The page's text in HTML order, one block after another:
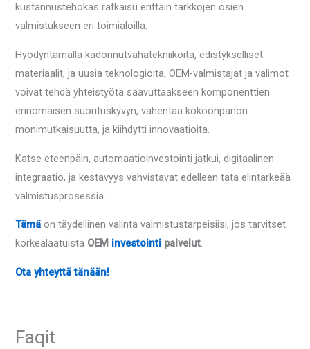
kustannustehokas ratkaisu erittäin tarkkojen osien
valmistukseen eri toimialoilla.
Hyödyntämällä kadonnutvahatekniikoita, edistykselliset
materiaalit, ja uusia teknologioita, OEM-valmistajat ja valimot
voivat tehdä yhteistyötä saavuttaakseen komponenttien
erinomaisen suorituskyvyn, vähentää kokoonpanon
monimutkaisuutta, ja kiihdytti innovaatioita.
Katse eteenpäin, automaatioinvestointi jatkui, digitaalinen
integraatio, ja kestävyys vahvistavat edelleen tätä elintärkeää
valmistusprosessia.
Tämä on täydellinen valinta valmistustarpeisiisi, jos tarvitset
korkealaatuista OEM investointi palvelut.
Ota yhteyttä tänään!
Faqit